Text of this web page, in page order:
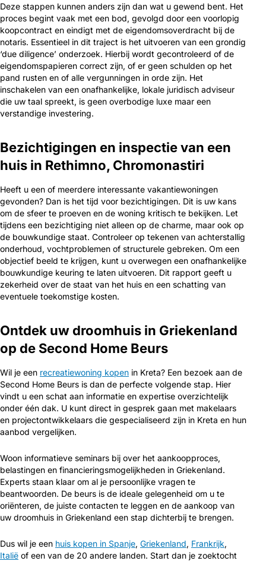
Deze stappen kunnen anders zijn dan wat u gewend bent. Het
proces begint vaak met een bod, gevolgd door een voorlopig
koopcontract en eindigt met de eigendomsoverdracht bij de
notaris. Essentieel in dit traject is het uitvoeren van een grondig
‘due diligence’ onderzoek. Hierbij wordt gecontroleerd of de
eigendomspapieren correct zijn, of er geen schulden op het
pand rusten en of alle vergunningen in orde zijn. Het
inschakelen van een onafhankelijke, lokale juridisch adviseur
die uw taal spreekt, is geen overbodige luxe maar een
verstandige investering.
Bezichtigingen en inspectie van een
huis in Rethimno, Chromonastiri
Heeft u een of meerdere interessante vakantiewoningen
gevonden? Dan is het tijd voor bezichtigingen. Dit is uw kans
om de sfeer te proeven en de woning kritisch te bekijken. Let
tijdens een bezichtiging niet alleen op de charme, maar ook op
de bouwkundige staat. Controleer op tekenen van achterstallig
onderhoud, vochtproblemen of structurele gebreken. Om een
objectief beeld te krijgen, kunt u overwegen een onafhankelijke
bouwkundige keuring te laten uitvoeren. Dit rapport geeft u
zekerheid over de staat van het huis en een schatting van
eventuele toekomstige kosten.
Ontdek uw droomhuis in Griekenland
op de Second Home Beurs
Wil je een recreatiewoning kopen in Kreta? Een bezoek aan de
Second Home Beurs is dan de perfecte volgende stap. Hier
vindt u een schat aan informatie en expertise overzichtelijk
onder één dak. U kunt direct in gesprek gaan met makelaars
en projectontwikkelaars die gespecialiseerd zijn in Kreta en hun
aanbod vergelijken.
Woon informatieve seminars bij over het aankoopproces,
belastingen en financieringsmogelijkheden in Griekenland.
Experts staan klaar om al je persoonlijke vragen te
beantwoorden. De beurs is de ideale gelegenheid om u te
oriënteren, de juiste contacten te leggen en de aankoop van
uw droomhuis in Griekenland een stap dichterbij te brengen.
Dus wil je een huis kopen in Spanje, Griekenland, Frankrijk,
Italië of een van de 20 andere landen. Start dan je zoektocht